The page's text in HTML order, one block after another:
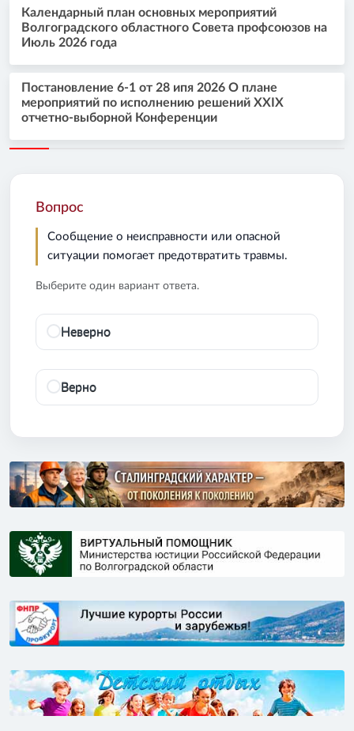
Календарный план основных мероприятий
Волгоградского областного Совета профсоюзов на
Июль 2026 года
Постановление 6-1 от 28 ипя 2026 О плане
мероприятий по исполнению решений XXIX
отчетно-выборной Конференции
Вопрос
Сообщение о неисправности или опасной
ситуации помогает предотвратить травмы.
Выберите один вариант ответа.
Неверно
Верно